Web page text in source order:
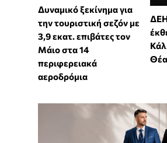
Δυναμικό ξεκίνημα για
την τουριστική σεζόν με
3,9 εκατ. επιβάτες τον
Μάιο στα 14
περιφερειακά
αεροδρόμια